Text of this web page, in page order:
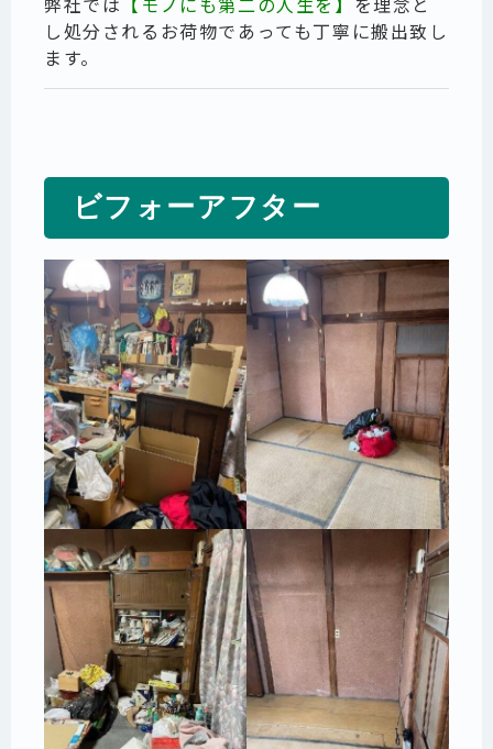
し処分されるお荷物であっても丁寧に搬出致し
ます。
ビフォーアフター